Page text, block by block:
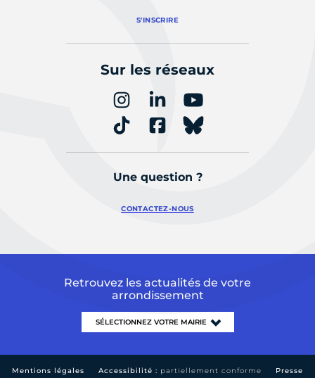
S'INSCRIRE
Sur les réseaux
Une question ?
CONTACTEZ-NOUS
Retrouvez les actualités de votre
arrondissement
Mentions légales Accessibilité : partiellement conforme Presse